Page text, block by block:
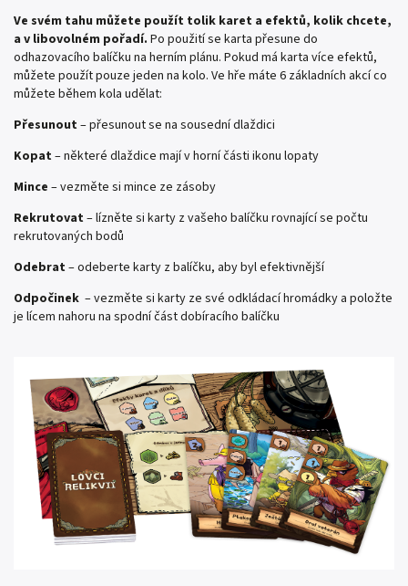
Ve svém tahu můžete použít tolik karet a efektů, kolik chcete,
a v libovolném pořadí. Po použití se karta přesune do
odhazovacího balíčku na herním plánu. Pokud má karta více efektů,
můžete použít pouze jeden na kolo. Ve hře máte 6 základních akcí co
můžete během kola udělat:
Přesunout– přesunout se na sousední dlaždici
Kopat– některé dlaždice mají v horní části ikonu lopaty
Mince – vezměte si mince ze zásoby
Rekrutovat– lízněte si karty z vašeho balíčku rovnající se počtu
rekrutovaných bodů
Odebrat– odeberte karty z balíčku, aby byl efektivnější
Odpočinek – vezměte si karty ze své odkládací hromádky a položte
je lícem nahoru na spodní část dobíracího balíčku